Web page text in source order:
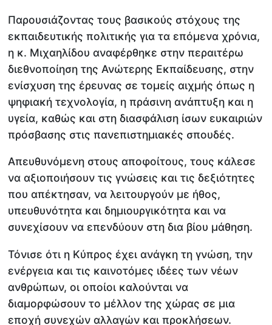
Παρουσιάζοντας τους βασικούς στόχους της
εκπαιδευτικής πολιτικής για τα επόμενα χρόνια,
η κ. Μιχαηλίδου αναφέρθηκε στην περαιτέρω
διεθνοποίηση της Ανώτερης Εκπαίδευσης, στην
ενίσχυση της έρευνας σε τομείς αιχμής όπως η
ψηφιακή τεχνολογία, η πράσινη ανάπτυξη και η
υγεία, καθώς και στη διασφάλιση ίσων ευκαιριών
πρόσβασης στις πανεπιστημιακές σπουδές.
Απευθυνόμενη στους αποφοίτους, τους κάλεσε
να αξιοποιήσουν τις γνώσεις και τις δεξιότητες
που απέκτησαν, να λειτουργούν με ήθος,
υπευθυνότητα και δημιουργικότητα και να
συνεχίσουν να επενδύουν στη δια βίου μάθηση.
Τόνισε ότι η Κύπρος έχει ανάγκη τη γνώση, την
ενέργεια και τις καινοτόμες ιδέες των νέων
ανθρώπων, οι οποίοι καλούνται να
διαμορφώσουν το μέλλον της χώρας σε μια
εποχή συνεχών αλλαγών και προκλήσεων.